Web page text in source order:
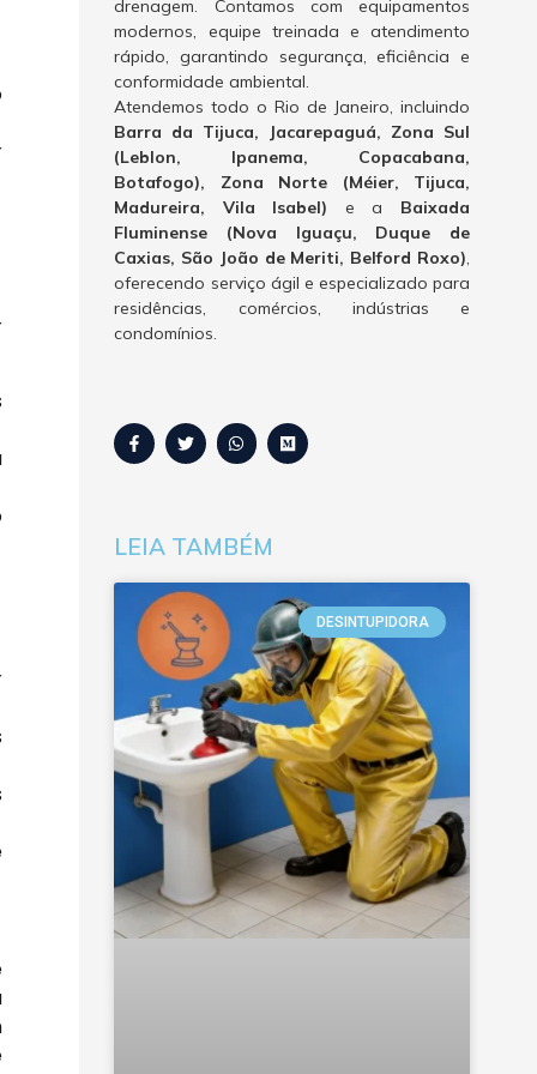
drenagem. Contamos com equipamentos
modernos, equipe treinada e atendimento
rápido, garantindo segurança, eficiência e
conformidade ambiental.
Atendemos todo o Rio de Janeiro, incluindo
Barra da Tijuca, Jacarepaguá, Zona Sul
(Leblon, Ipanema, Copacabana,
Botafogo), Zona Norte (Méier, Tijuca,
Madureira, Vila Isabel) e a Baixada
Fluminense (Nova Iguaçu, Duque de
Caxias, São João de Meriti, Belford Roxo),
oferecendo serviço ágil e especializado para
residências, comércios, indústrias e
condomínios.
LEIA TAMBÉM
DESINTUPIDORA